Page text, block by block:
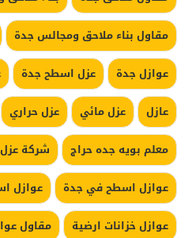
مقاول بناء ملاحق ومجالس جدة
عوازل جدة
عزل اسطح جدة
عازل
عزل مائي عزل حراري
معلم بويه جده حراج
شركة
عوازل اسطح في جدة
عوازل
عوازل خزانات ارضية
مقاول